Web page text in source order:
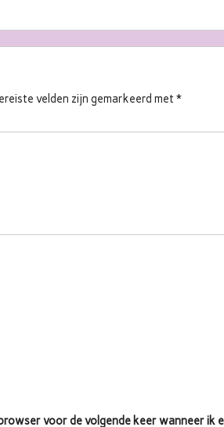
velden zijn gemarkeerd met *
voor de volgende keer wanneer ik